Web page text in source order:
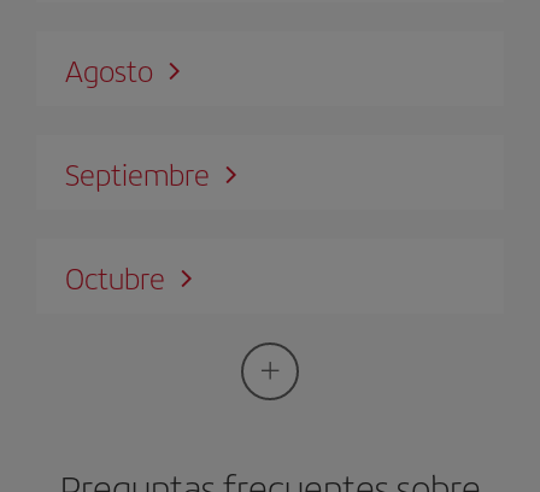
Agosto
Septiembre
Octubre